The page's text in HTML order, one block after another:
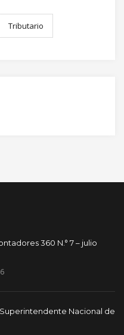
Tributario
360 N.° 7 – julio
Nacional de